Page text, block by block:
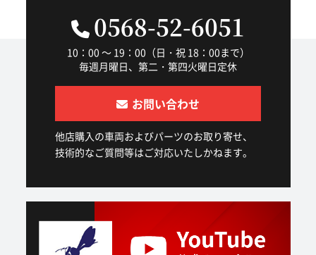
0568-52-6051
10：00 ～ 19：00（日・祝 18：00まで）
毎週月曜日、第二・第四火曜日定休
お問い合わせ
他店購入の車両およびパーツのお取り寄せ、
技術的なご質問等はご対応いたしかねます。